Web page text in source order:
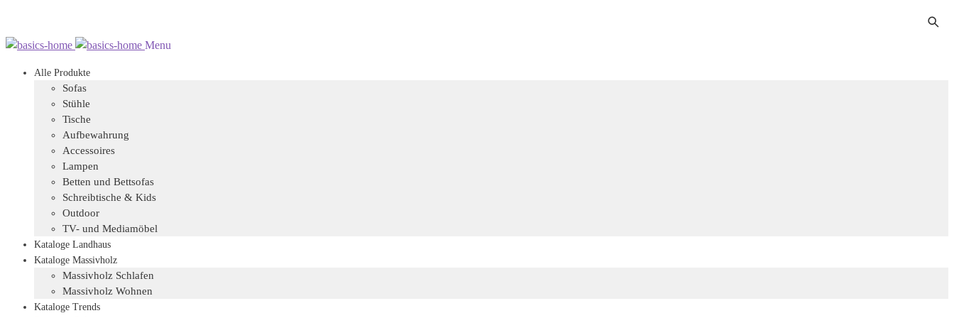
Zur
springen
Zum
springen
Menu
Alle Produkte
Sofas
Stühle
Tische
Aufbewahrung
Accessoires
Lampen
Betten und Bettsofas
Schreibtische & Kids
Outdoor
TV- und Mediamöbel
Kataloge Landhaus
Kataloge Massivholz
Massivholz Schlafen
Massivholz Wohnen
Kataloge Trends